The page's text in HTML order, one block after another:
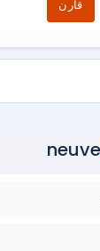
قارن